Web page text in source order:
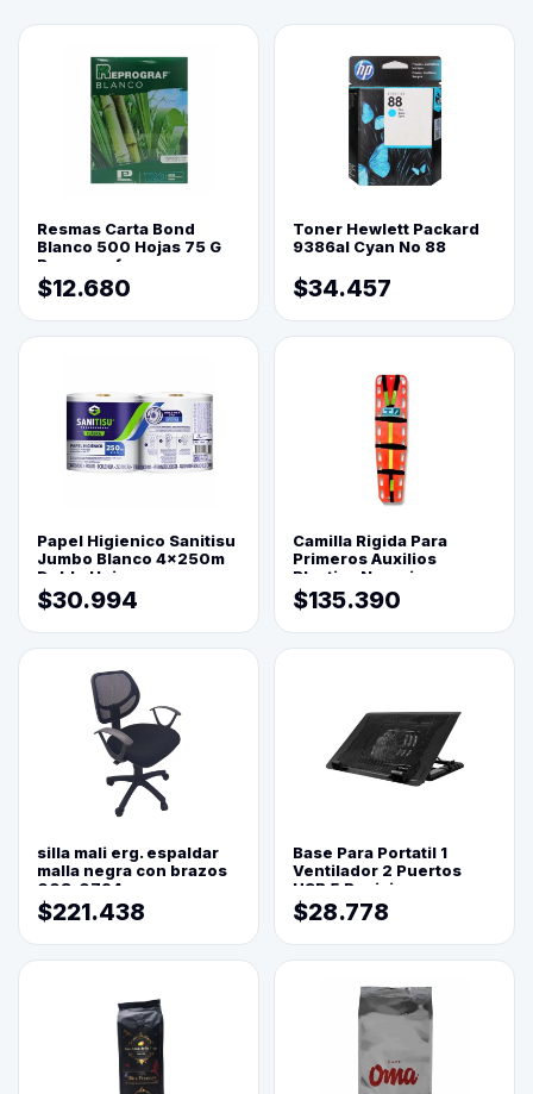
Resmas Carta Bond
Blanco 500 Hojas 75 G
Reprograf.
$12.680
Toner Hewlett Packard
9386al Cyan No 88
$34.457
Papel Higienico Sanitisu
Jumbo Blanco 4x250m
Doble Hoja
$30.994
Camilla Rigida Para
Primeros Auxilios
Plastica Naranja
$135.390
silla mali erg. espaldar
malla negra con brazos
003-0794
$221.438
Base Para Portatil 1
Ventilador 2 Puertos
USB 5 Posiciones
$28.778